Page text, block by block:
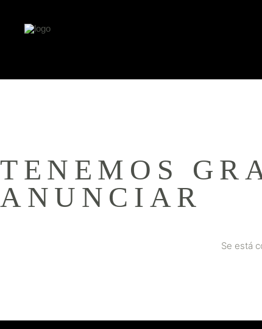
TENEMOS
ANUNCIAR
Se está